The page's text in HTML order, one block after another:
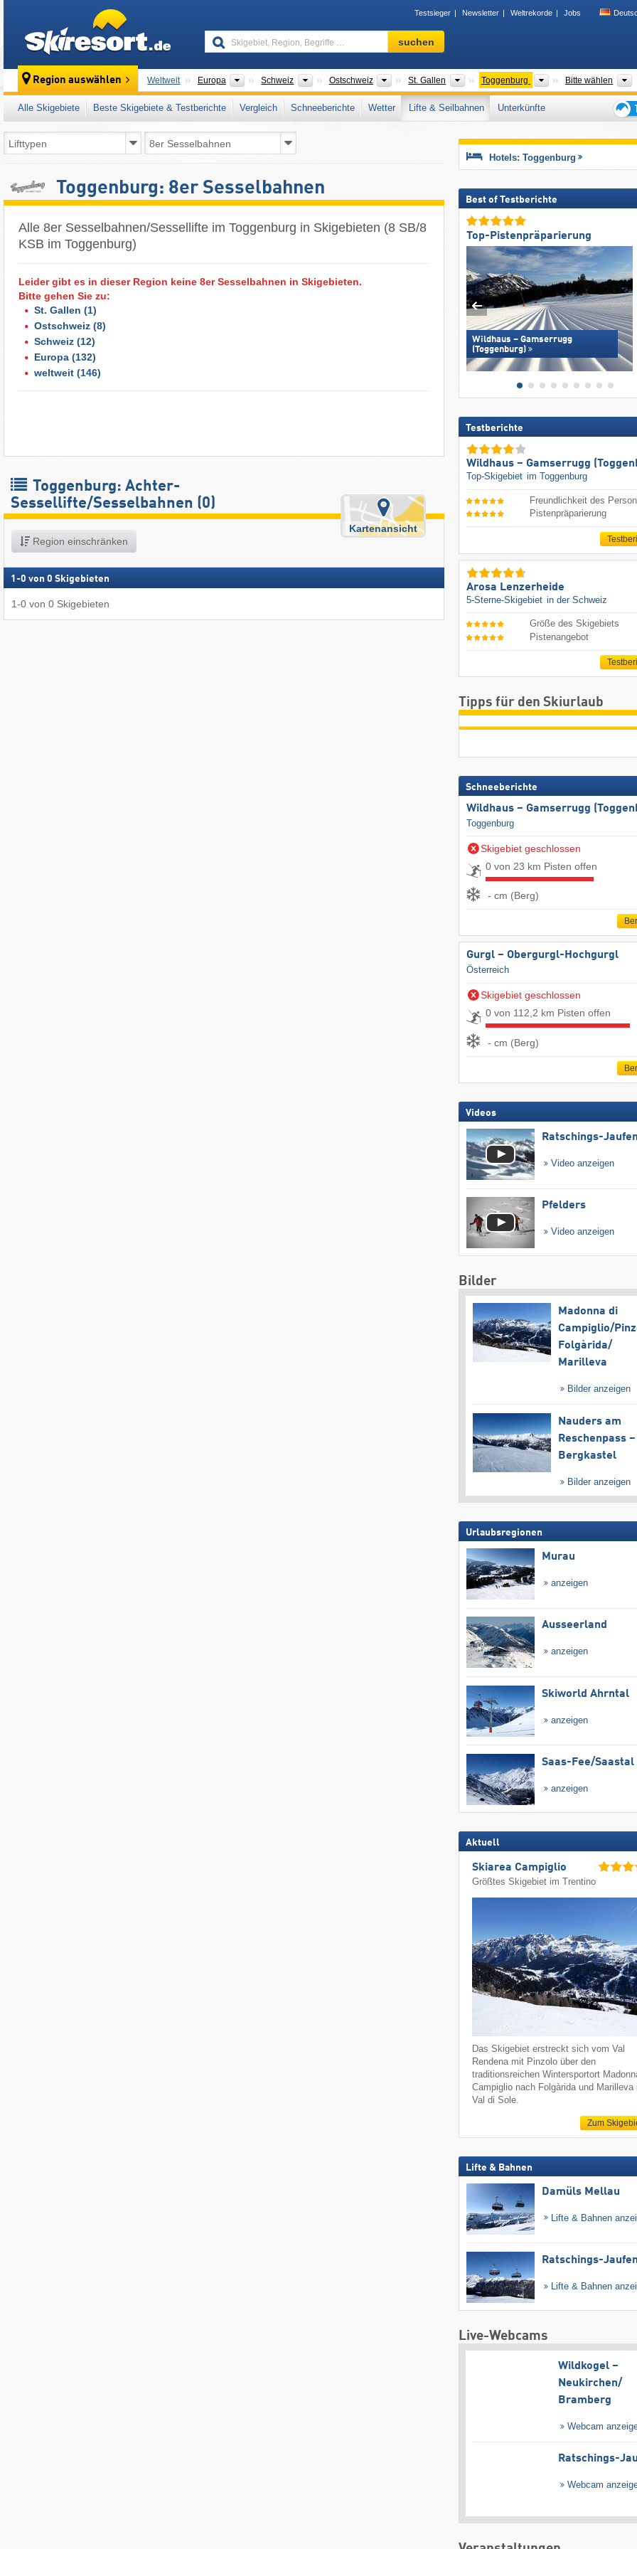
Testsieger Newsletter Weltrekorde Jobs
Skigebiet,
Region,
…
suchen
Region auswählen Weltweit Europa Kontinente
Schweiz LänderOstschweiz Großregionen
St. Gallen Kantone
Toggenburg Tourismusregionen
Bitte wählen
Alle Skigebiete Beste Skigebiete & Testberichte Vergleich Schneeberichte Wetter Lifte & Seilbahnen
Unterkünfte
für
Toggenburg: 8er Sesselbahnen
Alle 8er Sesselbahnen/Sessellifte im Toggenburg in Skigebieten (8 SB/8
KSB im Toggenburg)
Leider gibt es in dieser Region keine 8er Sesselbahnen in Skigebieten.
Bitte gehen Sie zu:
St. Gallen (1)
Ostschweiz (8)
Schweiz (12)
Europa (132)
weltweit (146)
Toggenburg: Achter-
Sessellifte/Sesselbahnen (0)
Region einschränken
Kartenansicht
1 -0 von 0 Skigebieten
1-0 von 0 Skigebieten
Hotels: Toggenburg
Best of Testberichte
Top-Pistenpräparierung
Wildhaus – Gamserrugg
(Toggenburg)
Testberichte
Wildhaus – Gamserrugg
Top-Skigebiet im Toggenburg
Freundlichkeit des
Pistenpräparierung
Arosa Lenzerheide
5-Sterne-Skigebiet in der Schweiz
Größe des Skigebiets
Pistenangebot
Tipps für den Skiurlaub
Schneeberichte
Wildhaus – Gamserrugg
Toggenburg
Skigebiet geschlossen
0 von 23 km Pisten offen
- cm (Berg)
Gurgl – Obergurgl-Hochgurgl
Österreich
Skigebiet geschlossen
0 von 112,2 km Pisten offen
- cm (Berg)
Videos
Ratschings-Jaufen
Video anzeigen
Pfelders
Video anzeigen
Bilder
Madonna di
Campiglio/​
Folgàrida/​
Marilleva
Bilder anzeigen
Nauders am
Reschenpass –
Bergkastel
Bilder anzeigen
Urlaubsregionen
Murau
anzeigen
Ausseerland
anzeigen
Skiworld Ahrntal
anzeigen
Saas-Fee/​Saastal
anzeigen
Aktuell
Skiarea Campiglio
Größtes Skigebiet im Trentino
Das Skigebiet erstreckt sich vom Val
Rendena mit Pinzolo über den
traditionsreichen Wintersportort
Campiglio nach Folgàrida und Marilleva
Val di Sole.
Zum
Lifte & Bahnen
Damüls Mellau
Lifte & Bahnen
Ratschings-Jaufen
Lifte & Bahnen
Live-Webcams
Wildkogel –
Neukirchen/​
Bramberg
Webcam
Ratschings-
Webcam